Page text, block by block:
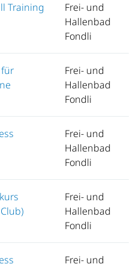
Training
Frei- und
Hallenbad
Fondli
Frei- und
Hallenbad
Fondli
Frei- und
Hallenbad
Fondli
Frei- und
Hallenbad
Fondli
Frei- und